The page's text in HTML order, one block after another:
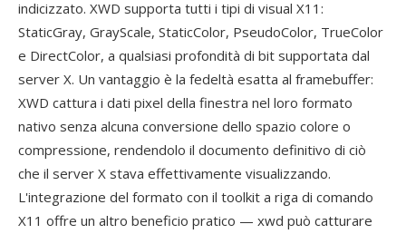
indicizzato. XWD supporta tutti i tipi di visual X11:
StaticGray, GrayScale, StaticColor, PseudoColor, TrueColor
e DirectColor, a qualsiasi profondità di bit supportata dal
server X. Un vantaggio è la fedeltà esatta al framebuffer:
XWD cattura i dati pixel della finestra nel loro formato
nativo senza alcuna conversione dello spazio colore o
compressione, rendendolo il documento definitivo di ciò
che il server X stava effettivamente visualizzando.
L'integrazione del formato con il toolkit a riga di comando
X11 offre un altro beneficio pratico — xwd può catturare